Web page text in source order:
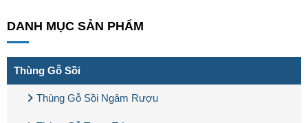
DANH MỤC SẢN PHẨM
Thùng Gỗ Sồi
Thùng Gỗ Sồi Ngâm Rượu